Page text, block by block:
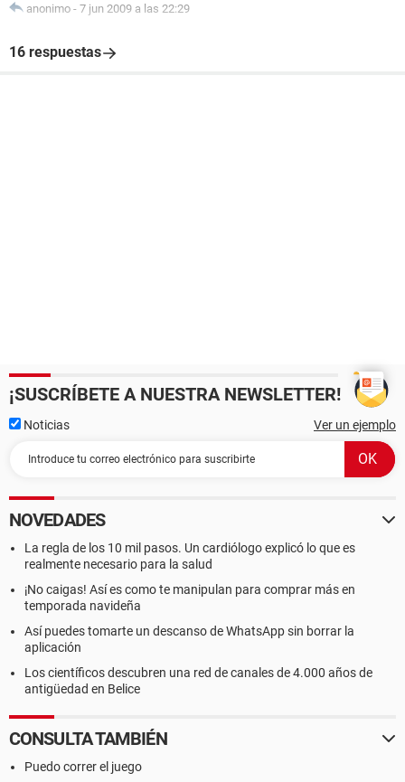
anonimo - 7 jun 2009 a las 22:29
16 respuestas
¡SUSCRÍBETE A NUESTRA NEWSLETTER!
Noticias Ver un ejemplo
NOVEDADES
La regla de los 10 mil pasos. Un cardiólogo explicó lo que es
realmente necesario para la salud
¡No caigas! Así es como te manipulan para comprar más en
temporada navideña
Así puedes tomarte un descanso de WhatsApp sin borrar la
aplicación
Los científicos descubren una red de canales de 4.000 años de
antigüedad en Belice
CONSULTA TAMBIÉN
Puedo correr el juego